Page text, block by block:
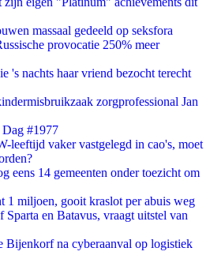
massaal gedeeld op seksfora
provocatie 250% meer
's nachts haar vriend bezocht terecht
zorgprofessional Jan
Dag #1977
leeftijd vaker vastgelegd in cao's, moet
eens 14 gemeenten onder toezicht om
1 miljoen, gooit kraslot per abuis weg
en Batavus, vraagt uitstel van
Bijenkorf na cyberaanval op logistiek